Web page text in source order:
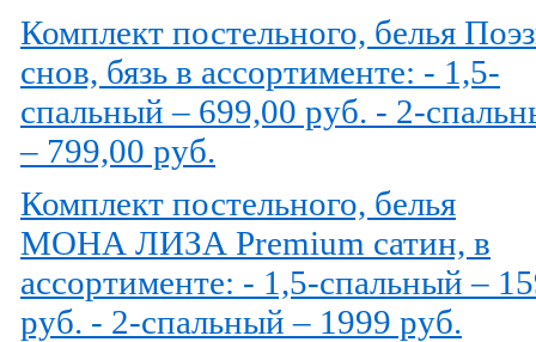
Комплект постельного, белья
снов, бязь в ассортименте: - 1,5-
спальный – 699,00 руб. - 2-
– 799,00 руб.
Комплект постельного, белья
МОНА ЛИЗА Premium сатин, в
ассортименте: - 1,5-спальный –
руб. - 2-спальный – 1999 руб.